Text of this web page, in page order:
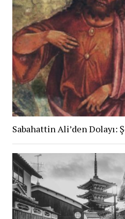
Sabahattin Ali’den Dolayı: